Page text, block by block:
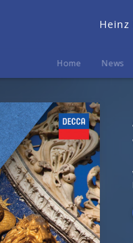
Home News